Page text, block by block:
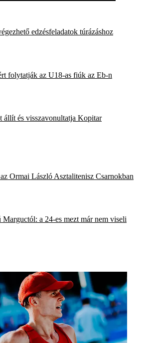
edzésfeladatok túrázáshoz
folytatják az U18-as fiúk az Eb-n
és visszavonultatja Kopitar
Ormai László Asztalitenisz Csarnokban
a 24-es mezt már nem viseli